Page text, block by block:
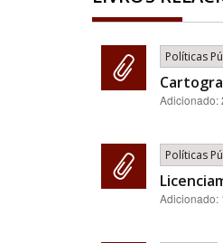
Políticas
Adicionado:
Políticas
Adicionado: